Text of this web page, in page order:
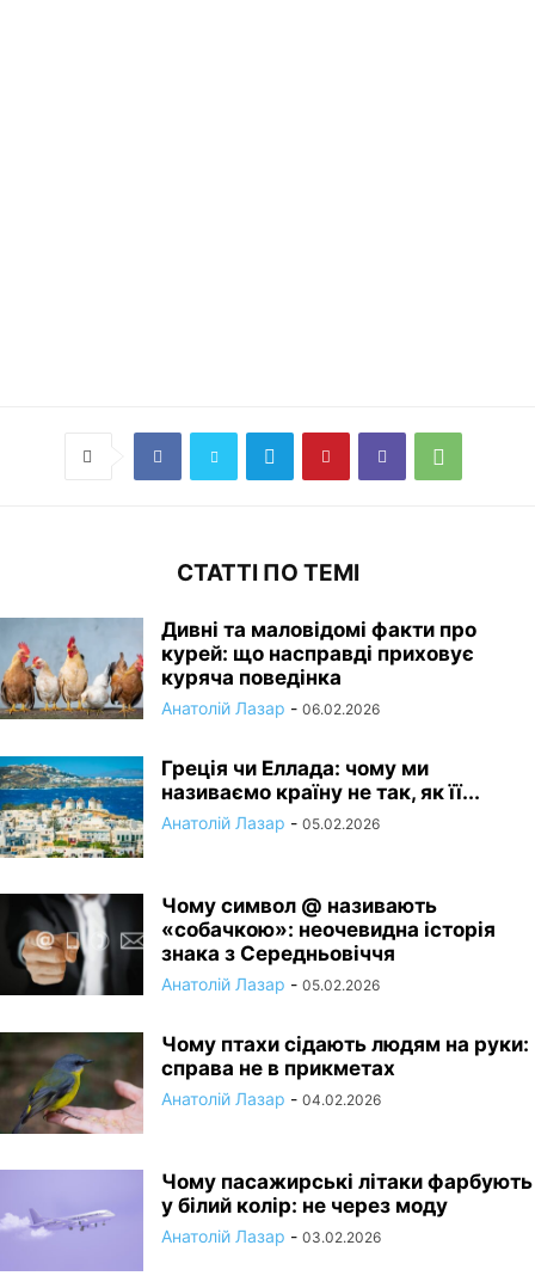
СТАТТІ ПО ТЕМІ
Дивні та маловідомі факти про
курей: що насправді приховує
куряча поведінка
Анатолій Лазар - 06.02.2026
Греція чи Еллада: чому ми
називаємо країну не так, як її...
Анатолій Лазар - 05.02.2026
Чому символ @ називають
«собачкою»: неочевидна історія
знака з Середньовіччя
Анатолій Лазар - 05.02.2026
Чому птахи сідають людям на руки:
справа не в прикметах
Анатолій Лазар - 04.02.2026
Чому пасажирські літаки фарбують
у білий колір: не через моду
Анатолій Лазар - 03.02.2026